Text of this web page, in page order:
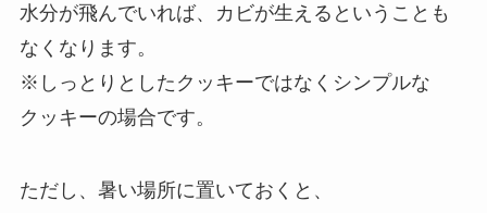
水分が飛んでいれば、カビが生えるということも
なくなります。
※しっとりとしたクッキーではなくシンプルな
クッキーの場合です。
ただし、暑い場所に置いておくと、